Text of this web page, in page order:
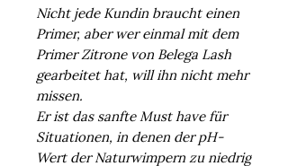
Nicht jede Kundin braucht einen
Primer, aber wer einmal mit dem
Primer Zitrone von Belega Lash
gearbeitet hat, will ihn nicht mehr
missen.
Er ist das sanfte Must have für
Situationen, in denen der pH-
Wert der Naturwimpern zu niedrig